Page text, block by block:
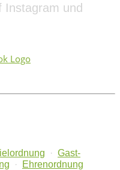
Instagram und
· Gast-
· Ehrenordnung